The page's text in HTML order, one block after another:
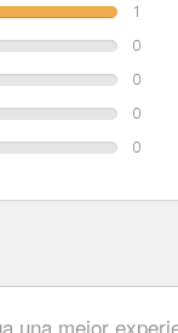
una mejor
1
0
0
0
0
de uso· Política